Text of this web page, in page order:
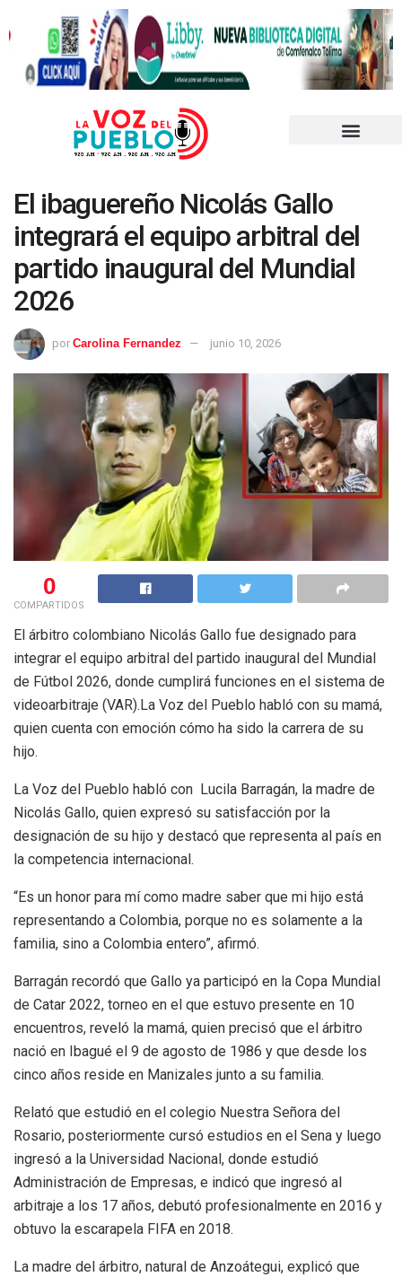
El ibaguereño Nicolás Gallo
integrará el equipo arbitral del
partido inaugural del Mundial
2026
por Carolina Fernandez junio 10, 2026
0
COMPARTIDOS
El árbitro colombiano Nicolás Gallo fue designado para
integrar el equipo arbitral del partido inaugural del Mundial
de Fútbol 2026, donde cumplirá funciones en el sistema de
videoarbitraje (VAR).La Voz del Pueblo habló con su mamá,
quien cuenta con emoción cómo ha sido la carrera de su
hijo.
La Voz del Pueblo habló con Lucila Barragán, la madre de
Nicolás Gallo, quien expresó su satisfacción por la
designación de su hijo y destacó que representa al país en
la competencia internacional.
“Es un honor para mí como madre saber que mi hijo está
representando a Colombia, porque no es solamente a la
familia, sino a Colombia entero”, afirmó.
Barragán recordó que Gallo ya participó en la Copa Mundial
de Catar 2022, torneo en el que estuvo presente en 10
encuentros, reveló la mamá, quien precisó que el árbitro
nació en Ibagué el 9 de agosto de 1986 y que desde los
cinco años reside en Manizales junto a su familia.
Relató que estudió en el colegio Nuestra Señora del
Rosario, posteriormente cursó estudios en el Sena y luego
ingresó a la Universidad Nacional, donde estudió
Administración de Empresas, e indicó que ingresó al
arbitraje a los 17 años, debutó profesionalmente en 2016 y
obtuvo la escarapela FIFA en 2018.
La madre del árbitro, natural de Anzoátegui, explicó que